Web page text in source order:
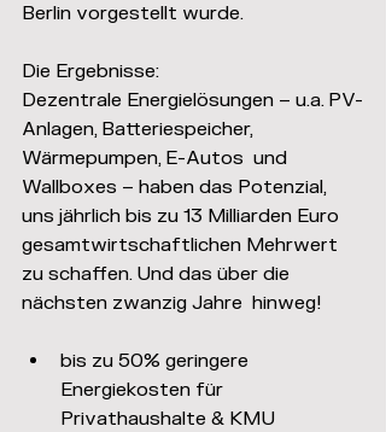
Berlin vorgestellt wurde.
Die Ergebnisse:
Dezentrale Energielösungen – u.a. PV-
Anlagen, Batteriespeicher,
Wärmepumpen, E-Autos  und
Wallboxes – haben das Potenzial,
uns jährlich bis zu 13 Milliarden Euro
gesamtwirtschaftlichen Mehrwert
zu schaffen. Und das über die
nächsten zwanzig Jahre  hinweg!
bis zu 50% geringere
Energiekosten für
Privathaushalte & KMU